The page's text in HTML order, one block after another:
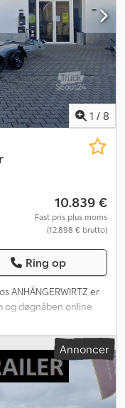
(0180) - Sider i
på siden og foran
(0210) låsesystem
1 / 8
10.839 €
Fast pris plus moms
(12.898 € brutto)
Ring op
ANHÄNGERWIRTZ er
og døgnåben online
online
stærke
lager over 130 brugte
Hapert Cobalt
Pro-pakke inkl. alu-
Black 40/40,
Annoncer